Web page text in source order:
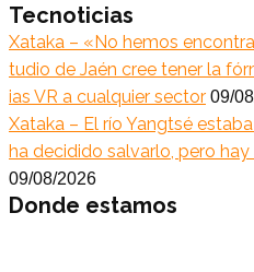
Tecnoticias
Xataka – «No hemos
tudio de Jaén cree tener la
ias VR a cualquier sector 09/
Xataka – El río Yangtsé
ha decidido salvarlo, pero
09/08/2026
Donde estamos